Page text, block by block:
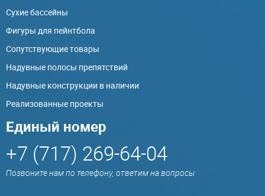
Сухие бассейны
Фигуры для пейнтбола
Сопутствующие товары
Надувные полосы препятствий
Надувные конструкции в наличии
Реализованные проекты
Единый номер
+7 (717) 269-64-04
Позвоните нам по телефону, ответим на вопросы